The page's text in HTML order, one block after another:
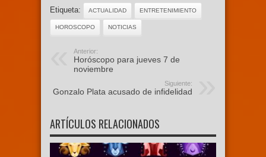
Etiqueta: ACTUALIDAD ENTRETENIMIENTO
HOROSCOPO NOTICIAS
Anterior:
Horóscopo para jueves 7 de
noviembre
Siguiente:
Gonzalo Plata acusado de infidelidad
ARTÍCULOS RELACIONADOS